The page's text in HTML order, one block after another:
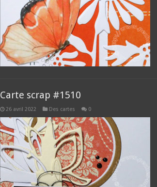
Carte scrap #1510
26 avril 2022 Des cartes 0